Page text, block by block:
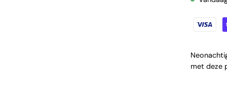
met deze